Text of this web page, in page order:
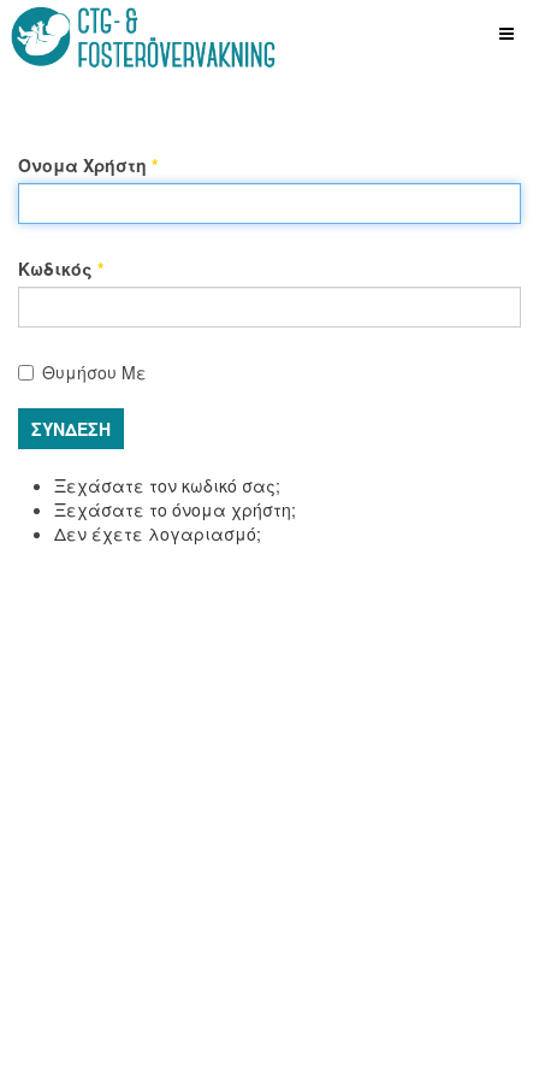
Όνομα Χρήστη *
Κωδικός *
Θυμήσου Με
ΣΎΝΔΕΣΗ
Ξεχάσατε τον κωδικό σας;
Ξεχάσατε το όνομα χρήστη;
Δεν έχετε λογαριασμό;